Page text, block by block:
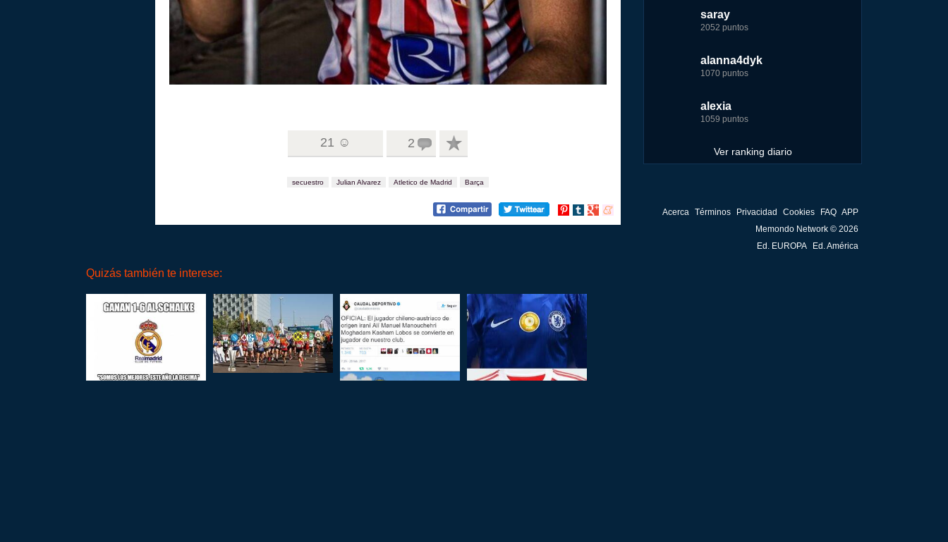
21 ☺ 2
secuestro Julian Alvarez Atletico de Madrid Barça
Compartir
Compartir
Compartir
Compartir
Quizás también te interese:
saray
2052 puntos
alanna4dyk
1070 puntos
alexia
1059 puntos
Ver ranking diario
tete
6233 puntos
123dale
5192 puntos
saray
5183 puntos
tete
8301 puntos
123dale
8290 puntos
fer
8283 puntos
Baba
252929 puntos
john
244881 puntos
fer
236750 puntos
Acerca Términos Privacidad Cookies FAQ APP
Memondo Network © 2026
Ed. EUROPA
Ed. América